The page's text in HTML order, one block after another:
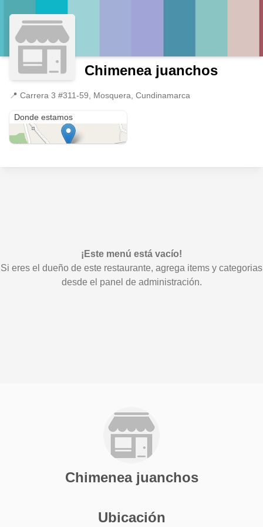
Chimenea juanchos
📍 Carrera 3 #311-59, Mosquera, Cundinamarca
Donde estamos
¡Este menú está vacío!
Si eres el dueño de este restaurante, agrega items y categorias
desde el panel de administración.
Chimenea juanchos
Ubicación